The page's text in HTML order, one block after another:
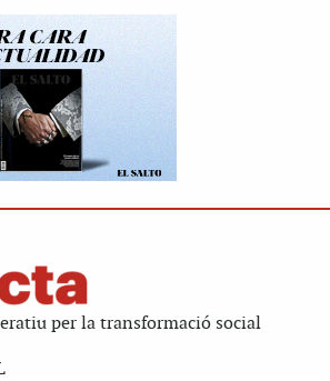
per la transformació social